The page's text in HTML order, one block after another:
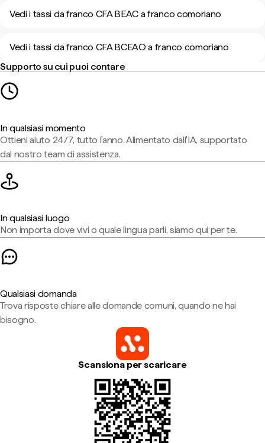
Vedi i tassi da franco CFA BEAC a franco comoriano
Vedi i tassi da franco CFA BCEAO a franco comoriano
Supporto su cui puoi contare
In qualsiasi momento
Ottieni aiuto 24/7, tutto l'anno. Alimentato dall'IA, supportato
dal nostro team di assistenza.
In qualsiasi luogo
Non importa dove vivi o quale lingua parli, siamo qui per te.
Qualsiasi domanda
Trova risposte chiare alle domande comuni, quando ne hai
bisogno.
Scansiona per scaricare